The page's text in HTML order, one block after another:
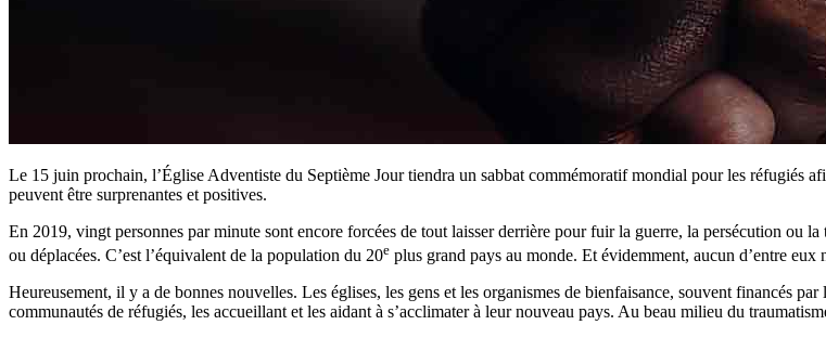
Le 15 juin prochain, l’Église Adventiste du Septième Jour tiendra un sabbat commémoratif mondial pour les réfugiés
peuvent être surprenantes et positives.
En 2019, vingt personnes par minute sont encore forcées de tout laisser derrière pour fuir la guerre, la persécution ou
ou déplacées. C’est l’équivalent de la population du 20e plus grand pays au monde. Et évidemment, aucun d’entre eux
Heureusement, il y a de bonnes nouvelles. Les églises, les gens et les organismes de bienfaisance, souvent financés
communautés de réfugiés, les accueillant et les aidant à s’acclimater à leur nouveau pays. Au beau milieu du